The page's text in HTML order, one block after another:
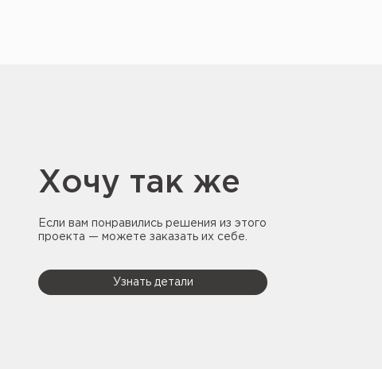
Хочу так же
Если вам понравились решения из этого
проекта — можете заказать их себе.
Узнать детали